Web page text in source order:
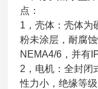
点：
1，壳体：壳体为
粉未涂层，耐腐
NEMA4/6，并有
2，电机：全封闭
性力小，绝缘等